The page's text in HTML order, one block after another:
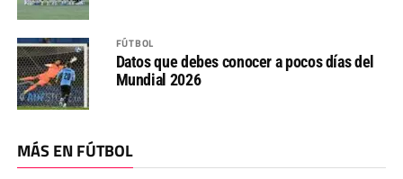
FÚTBOL
Datos que debes conocer a pocos días del
Mundial 2026
MÁS EN FÚTBOL